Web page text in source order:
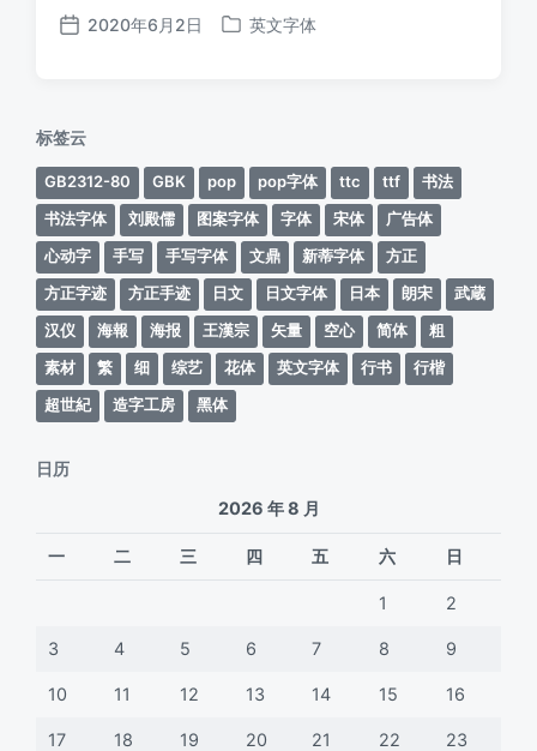
发
2020年6月2日
发
英文字体
标签云
GB2312-80 GBK pop pop字体 ttc ttf
书法
书法字体
刘殿儒 图案字体 字体 宋体
广告体
心动字
手写 手写字体 文鼎 新蒂字体
方正
方正字迹
方正手迹 日文 日文字体 日本 朗宋
武蔵
汉仪
海報 海报 王漢宗 矢量 空心 简体
粗
素材
繁 细 综艺 花体 英文字体 行书
行楷
超世紀
造字工房 黑体
日历
2026 年 8 月
一 二 三 四 五 六 日
1 2
3 4 5 6 7 8 9
10 11 12 13 14 15 16
17 18 19 20 21 22 23